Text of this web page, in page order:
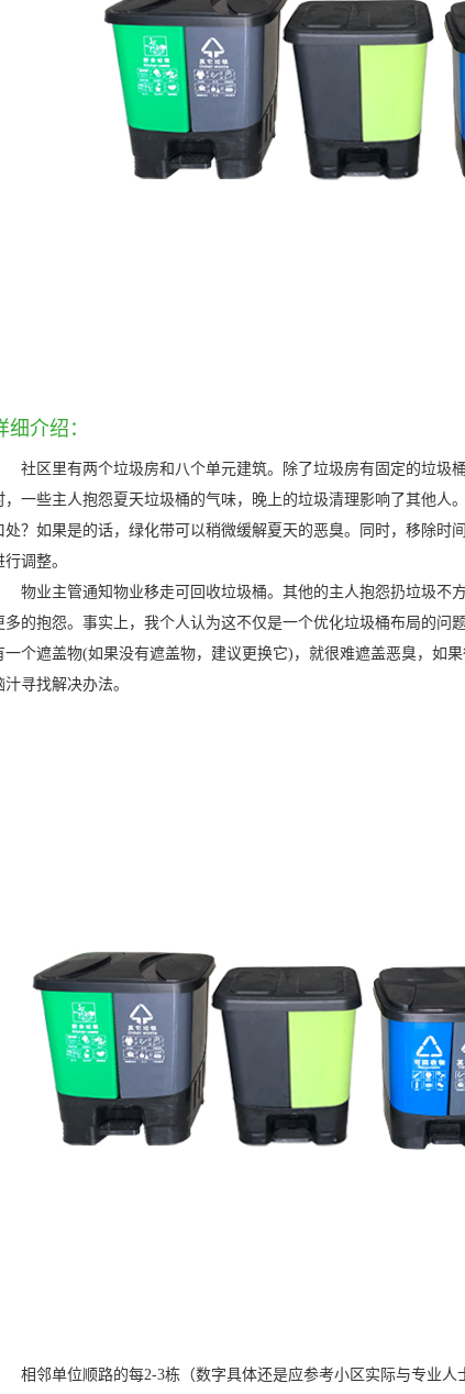
细介绍：
社区里有两个垃圾房和八个单元建筑。除了垃圾房有固定的垃圾
，一些主人抱怨夏天垃圾桶的气味，晚上的垃圾清理影响了其他人
处？如果是的话，绿化带可以稍微缓解夏天的恶臭。同时，移除时
行调整。
物业主管通知物业移走可回收垃圾桶。其他的主人抱怨扔垃圾不
多的抱怨。事实上，我个人认为这不仅是一个优化垃圾桶布局的问
一个遮盖物(如果没有遮盖物，建议更换它)，就很难遮盖恶臭，如
汁寻找解决办法。
相邻单位顺路的每2-3栋（数字具体还是应参考小区实际与专业